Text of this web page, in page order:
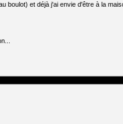
boulot) et déjà j'ai envie d'être à la